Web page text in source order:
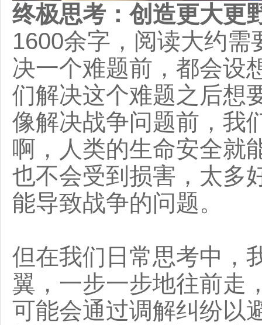
终极思考：创造更大更
1600余字，阅读大约
决一个难题前，都会设
们解决这个难题之后想
像解决战争问题前，我
啊，人类的生命安全就
也不会受到损害，太多
能导致战争的问题。
但在我们日常思考中，
翼，一步一步地往前走
可能会通过调解纠纷以